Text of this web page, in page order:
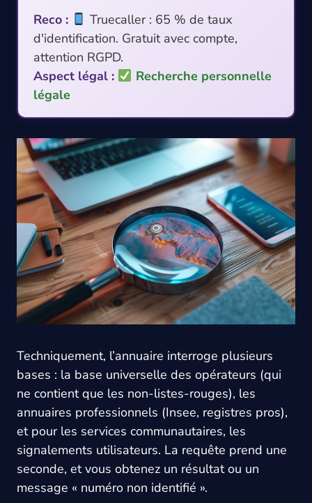
Reco :
Truecaller : 65 % de taux
d'identification. Gratuit avec compte,
attention RGPD.
Aspect légal :
Recherche personnelle
légale
Techniquement, l’annuaire interroge plusieurs
bases : la base universelle des opérateurs (qui
ne contient que les non-listes-rouges), les
annuaires professionnels (Insee, registres pros),
et pour les services communautaires, les
signalements utilisateurs. La requête prend une
seconde, et vous obtenez un résultat ou un
message « numéro non identifié ».